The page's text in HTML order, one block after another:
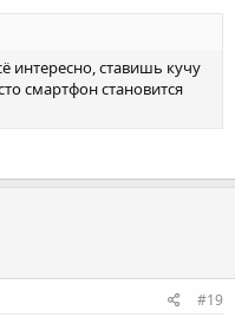
интересно, ставишь кучу
смартфон становится
#19